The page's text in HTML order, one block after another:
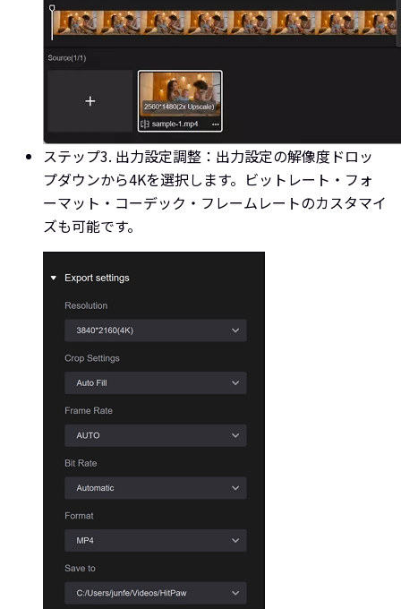
ステップ3. 出力設定調整： 出力設定の解像度ドロッ
プダウンから4Kを選択します。ビットレート・フォ
ーマット・コーデック・フレームレートのカスタマイ
ズも可能です。